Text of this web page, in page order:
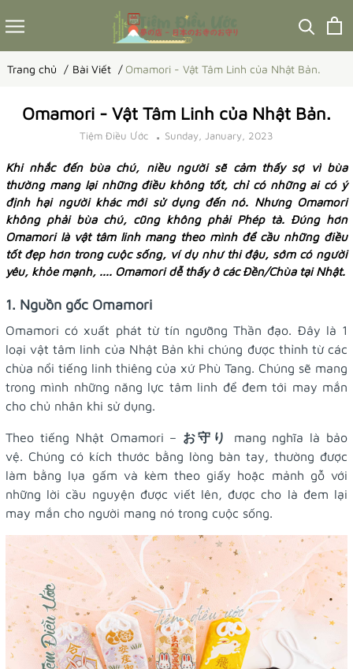
Trang chủ Bài Viết Omamori - Vật Tâm Linh của Nhật Bản.
Omamori - Vật Tâm Linh của Nhật Bản.
Tiệm Điều Ước Sunday, January, 2023
Khi nhắc đến bùa chú, niều người sẽ cảm thấy sợ vì bùa
thường mang lại những điều không tốt, chỉ có những ai có ý
định hại người khác mới sử dụng đến nó. Nhưng Omamori
không phải bùa chú, cũng không phải Phép tà. Đúng hơn
Omamori là vật tâm linh mang theo mình để cầu những điều
tốt đẹp hơn trong cuộc sống, ví dụ như thi đậu, sớm có người
yêu, khỏe mạnh, .... Omamori dễ thấy ở các Đền/Chùa tại Nhật.
1. Nguồn gốc Omamori
Omamori có xuất phát từ tín ngưỡng Thần đạo. Đây là 1
loại vật tâm linh của Nhật Bản khi chúng được thỉnh từ các
chùa nổi tiếng linh thiêng của xứ Phù Tang. Chúng sẽ mang
trong mình những năng lực tâm linh để đem tới may mắn
cho chủ nhân khi sử dụng.
Theo tiếng Nhật Omamori – お守り mang nghĩa là bảo
vệ. Chúng có kích thước bằng lòng bàn tay, thường được
làm bằng lụa gấm và kèm theo giấy hoặc mảnh gỗ với
những lời cầu nguyện được viết lên, được cho là đem lại
may mắn cho người mang nó trong cuộc sống.